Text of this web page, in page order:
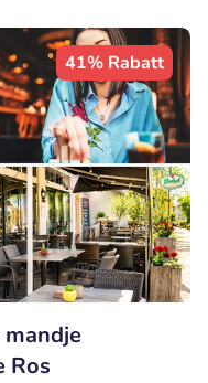
41% Rabatt
Ros